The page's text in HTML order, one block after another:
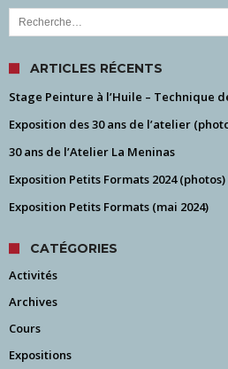
Rechercher :
ARTICLES RÉCENTS
Stage Peinture à l’Huile – Technique
Exposition des 30 ans de l’atelier
30 ans de l’Atelier La Meninas
Exposition Petits Formats 2024 (photos)
Exposition Petits Formats (mai 2024)
CATÉGORIES
Activités
Archives
Cours
Expositions